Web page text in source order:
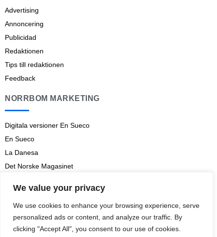
We value your privacy
We use cookies to enhance your browsing experience, serve
personalized ads or content, and analyze our traffic. By
clicking "Accept All", you consent to our use of cookies.
Advertising
Annoncering
Publicidad
Redaktionen
Tips till redaktionen
Feedback
NORRBOM MARKETING
Digitala versioner En Sueco
En Sueco
La Danesa
Det Norske Magasinet
Aviso legal
Prenumerationsvillkor